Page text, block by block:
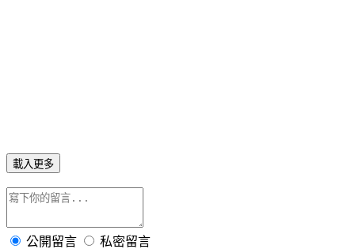
載入更多
公開留言 私密留言